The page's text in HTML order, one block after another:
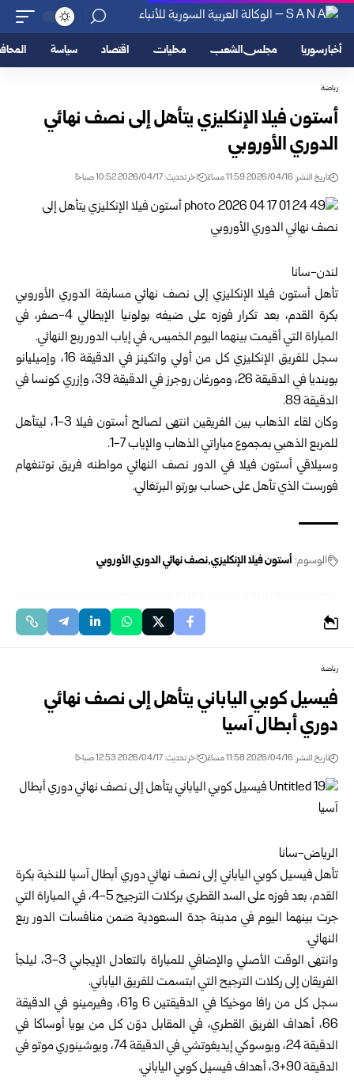
أخبار سوريا مجلس الشعب محليات اقتصاد سياسة
رياضة
أستون فيلا الإنكليزي يتأهل إلى نصف نهائي
الدوري الأوروبي
تاريخ النشر: 2026/04/16 11:59 مساءً اخر تحديث: 2026/04/17 10:52 صباحًا
لندن-سانا
تأهل أستون فيلا الإنكليزي إلى نصف نهائي مسابقة الدوري الأوروبي
بكرة القدم، بعد تكرار فوزه على ضيفه بولونيا الإيطالي 4-صفر، في
المباراة التي أقيمت بينهما اليوم الخميس، في إياب الدور ربع النهائي.
سجل للفريق الإنكليزي كل من أولي واتكينز في الدقيقة 16، وإميليانو
بوينديا في الدقيقة 26، ومورغان روجرز في الدقيقة 39، وإزري كونسا في
الدقيقة 89.
وكان لقاء الذهاب بين الفريقين انتهى لصالح أستون فيلا 3-1، ليتأهل
للمربع الذهبي بمجموع مباراتي الذهاب والإياب 7-1.
وسيلاقي أستون فيلا في الدور نصف النهائي مواطنه فريق نوتنغهام
فورست الذي تأهل على حساب بورتو البرتغالي.
الوسوم: أستون فيلا الإنكليزي نصف نهائي الدوري الأوروبي
رياضة
فيسيل كوبي الياباني يتأهل إلى نصف نهائي
دوري أبطال آسيا
تاريخ النشر: 2026/04/16 11:58 مساءً اخر تحديث: 2026/04/17 12:53 صباحًا
الرياض-سانا
تأهلفيسيل كوبي الياباني إلى نصف نهائيدوري أبطال آسيا للنخبةبكرة
القدم، بعد فوزه علىالسد القطري
بركلات الترجيح 5-4، في المباراة التي
جرت بينهما اليوم في مدينة جدة السعودية ضمن منافسات الدور ربع
النهائي.
وانتهى الوقت الأصلي والإضافي للمباراة بالتعادل الإيجابي 3-3، ليلجأ
الفريقان إلى ركلات الترجيح التي ابتسمت للفريق الياباني.
سجل كل من رافا موخيكا في الدقيقتين 6 و61، وفيرمينو في الدقيقة
66، أهداف الفريق القطري، في المقابل دوّن كل من يويا أوساكا في
الدقيقة 24، ويوسوكي إيديغوتشي في الدقيقة 74، ويوشينوري موتو في
الدقيقة 90+3، أهداف فيسيل كوبي الياباني.